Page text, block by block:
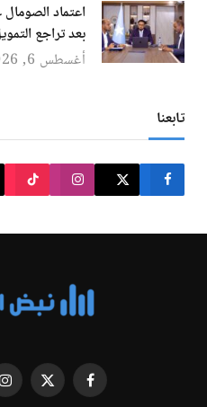
اعتماد
بعد تراجع التمويل 25% خلال
أغسطس 6, 2026
تابعنا
فيسبوك X